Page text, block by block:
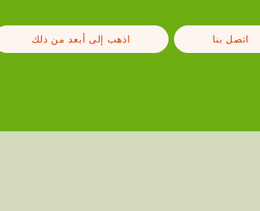
اذهب إلى أبعد من ذلك اتصل بنا